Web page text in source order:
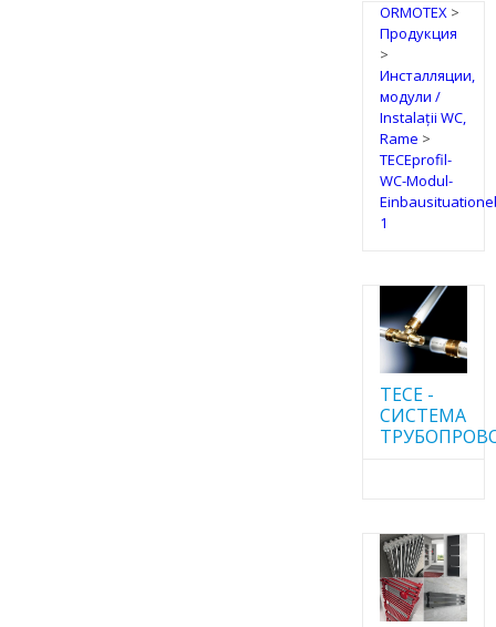
ORMOTEX>
Продукция
>
Инсталляции,
модули /
Instalații WC,
Rame >
TECEprofil-
WC-Modul-
1
TECE -
CИСТЕМА